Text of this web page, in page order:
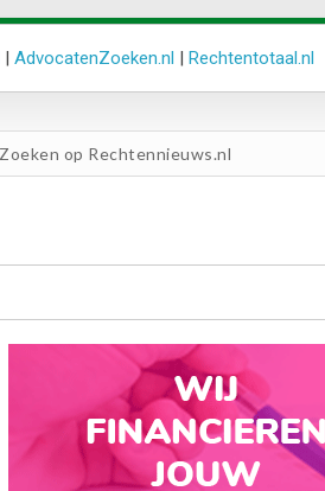
| AdvocatenZoeken.nl | Rechtentotaal.nl